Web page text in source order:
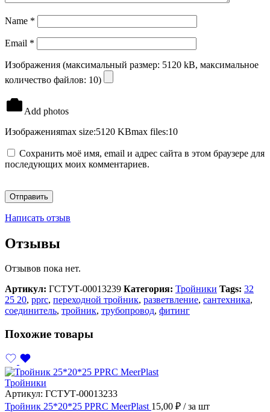
Name *
Email *
Изображения (максимальный размер: 5120 kB, максимальное
количество файлов: 10)
Add photos
Изображенияmax size:5120 KBmax files:10
Сохранить моё имя, email и адрес сайта в этом браузере для
последующих моих комментариев.
Написать отзыв
Отзывы
Отзывов пока нет.
Артикул: ГСТУТ-00013239 Категория: Тройники Tags: 32
25 20, pprc, переходной тройник, разветвление, сантехника,
соединитель, тройник, трубопровод, фитинг
Похожие товары
Тройники
Артикул: ГСТУТ-00013233
Тройник 25*20*25 PPRC MeerPlast 15,00 ₽ / за шт